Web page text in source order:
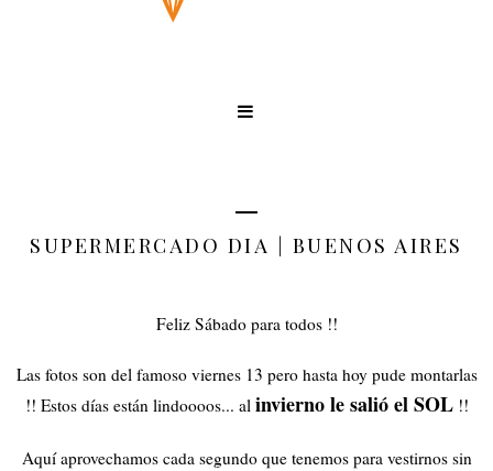
SUPERMERCADO DIA | BUENOS AIRES
Feliz Sábado para todos !!
Las fotos son del famoso viernes 13 pero hasta hoy pude montarlas
!! Estos días están lindoooos... al invierno le salió el SOL!!
Aquí aprovechamos cada segundo que tenemos para vestirnos sin